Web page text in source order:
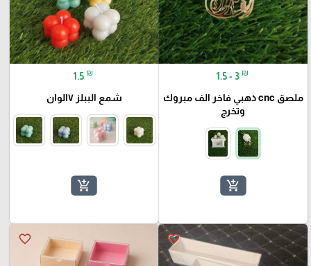
1.5 - 3 ₪
ملصق cnc ذهبي فاخر الف مبروك
وتخرج
add_shopping_cart
1.5 ₪
شمع الببلز ٧الوان
add_shopping_cart
favorite_border
favorite_border